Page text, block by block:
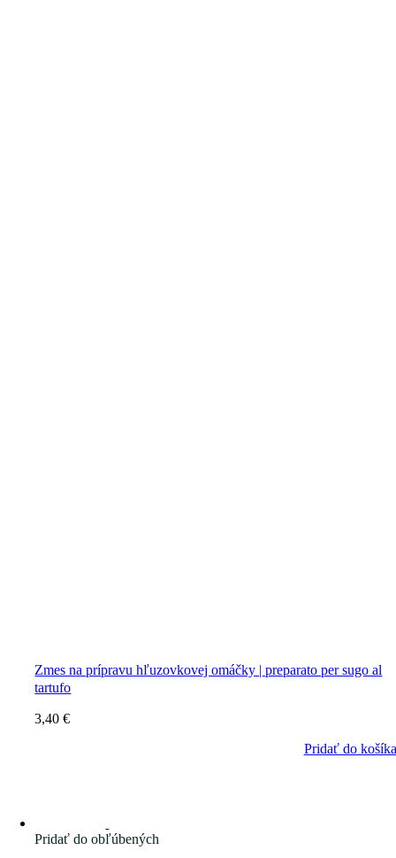
Zmes na prípravu hľuzovkovej omáčky | preparato per sugo al
tartufo
3,40€
Pridať do košíka
Pridať do obľúbených